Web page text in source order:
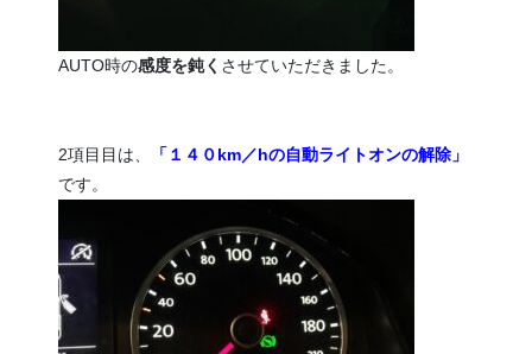
AUTO時の感度を鈍く させていただきました。
2項目目は、
「１４０km／hの自動ライトオンの解除」
です。